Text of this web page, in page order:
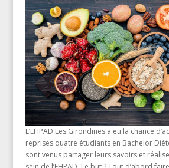
L’EHPAD Les Girondines a eu la chance
reprises quatre étudiants en Bachelor
sont venus partager leurs savoirs et